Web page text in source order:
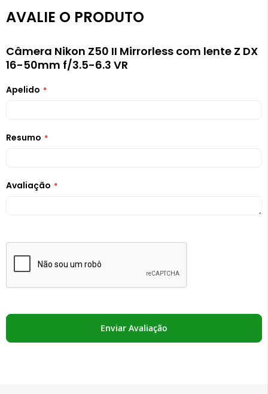
AVALIE O PRODUTO
Câmera Nikon Z50 II Mirrorless com lente Z DX
16-50mm f/3.5-6.3 VR
Apelido
Resumo
Avaliação
Enviar Avaliação